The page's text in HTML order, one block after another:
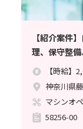
【紹介案件
理、保守整
【時給】
神奈川県
マシンオ
58256-00